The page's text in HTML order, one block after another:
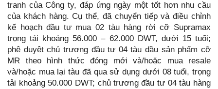
tranh của Công ty, đáp ứng ngày một tốt hơn nhu cầu
của khách hàng. Cụ thể, đã chuyển tiếp và điều chỉnh
kế hoạch đầu tư mua 02 tàu hàng rời cỡ Supramax
trọng tải khoảng 56.000 – 62.000 DWT, dưới 15 tuổi;
phê duyệt chủ trương đầu tư 04 tàu dầu sản phẩm cỡ
MR theo hình thức đóng mới và/hoặc mua resale
và/hoặc mua lại tàu đã qua sử dụng dưới 08 tuổi, trọng
tải khoảng 50.000 DWT; chủ trương đầu tư 04 tàu hàng